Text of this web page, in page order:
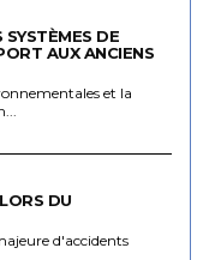
DE
AUX ANCIENS
et la
DU
d'accidents